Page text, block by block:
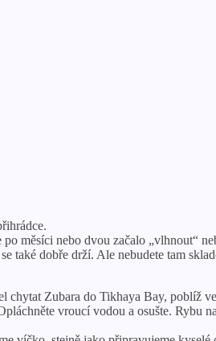
měsíci nebo dvou začalo „vlhnout“
také dobře drží. Ale nebudete tam
chytat Zubara do Tikhaya Bay, poblíž
vroucí vodou a osušte. Rybu